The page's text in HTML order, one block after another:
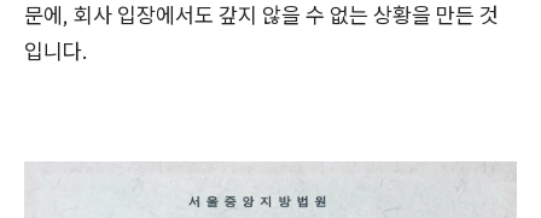
문에, 회사 입장에서도 갚지 않을 수 없는 상황을 만든 것
입니다.